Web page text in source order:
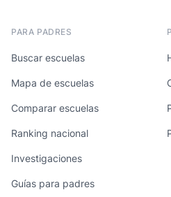
PARA PADRES
Buscar escuelas
Mapa de escuelas
Comparar escuelas
Ranking nacional
Investigaciones
Guías para padres